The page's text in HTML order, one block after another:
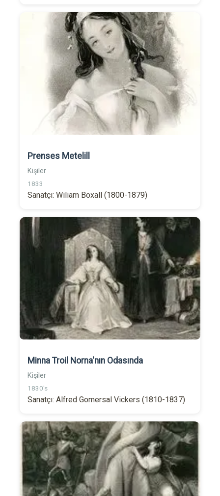
Prenses Metelill
Kişiler
1833
Sanatçı: Wiliam Boxall (1800-1879)
Minna Troil Norna'nın Odasında
Kişiler
1830's
Sanatçı: Alfred Gomersal Vickers (1810-1837)